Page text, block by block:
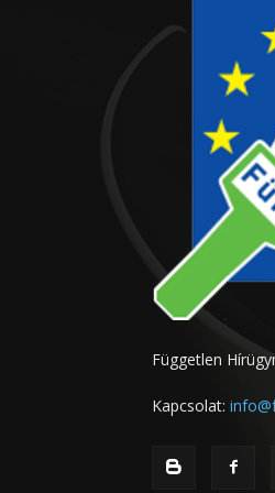
Független
Kapcsolat: